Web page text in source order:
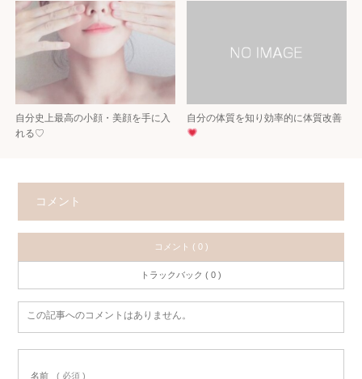
自分史上最高の小顔・美顔を手に入
れる♡
自分の体質を知り効率的に体質改善
コメント
コメント ( 0 )
トラックバック ( 0 )
この記事へのコメントはありません。
名前 ( 必須 )